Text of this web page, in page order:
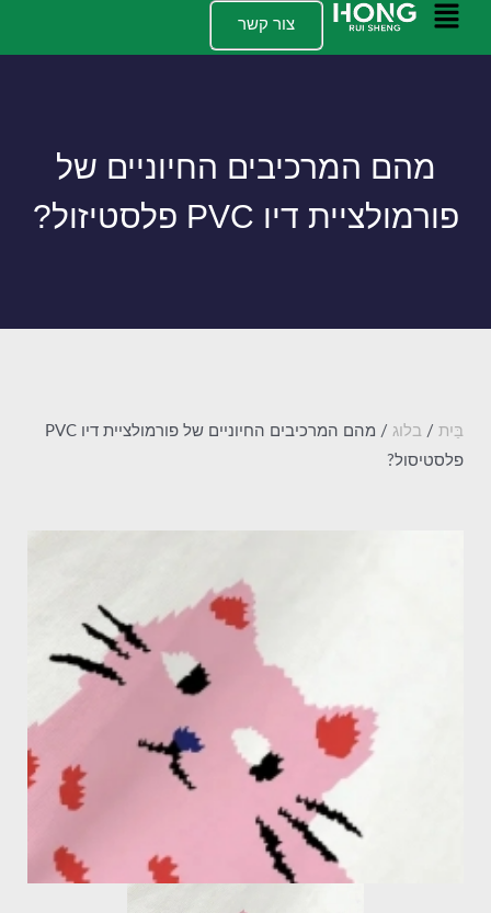
תפריט
צור קשר
מהם המרכיבים החיוניים של
פורמולציית דיו PVC פלסטיזול?
בַּיִת / בלוג
/ מהם המרכיבים החיוניים של פורמולציית דיו PVC
פלסטיסול?